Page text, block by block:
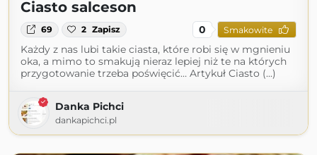
Ciasto salceson
69 2 Zapisz 0 Smakowite
Każdy z nas lubi takie ciasta, które robi się w mgnieniu
oka, a mimo to smakują nieraz lepiej niż te na których
przygotowanie trzeba poświęcić… Artykuł Ciasto (...)
Danka Pichci
dankapichci.pl